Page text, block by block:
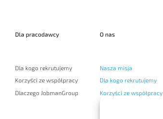
Dla pracodawcy
Dla kogo rekrutujemy
Korzyści ze współpracy
Dlaczego JobmanGroup
O nas
Nasza misja
Dla kogo rekrutujemy
Korzyści ze współpracy